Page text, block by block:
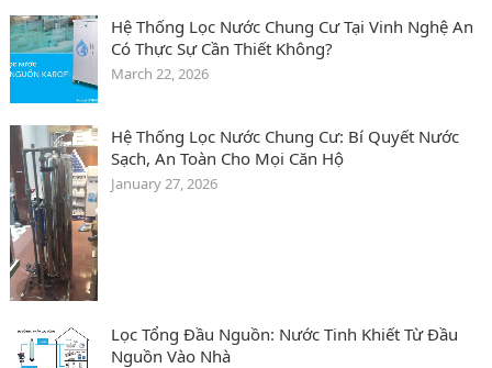
Hệ Thống Lọc Nước Chung Cư Tại Vinh Nghệ An
Có Thực Sự Cần Thiết Không?
March 22, 2026
Hệ Thống Lọc Nước Chung Cư: Bí Quyết Nước
Sạch, An Toàn Cho Mọi Căn Hộ
January 27, 2026
Lọc Tổng Đầu Nguồn: Nước Tinh Khiết Từ Đầu
Nguồn Vào Nhà